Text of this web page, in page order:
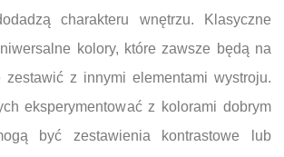
charakteru wnętrzu. Klasyczne
kolory, które zawsze będą na
zestawić z innymi elementami wystroju.
eksperymentować z kolorami dobrym
być zestawienia kontrastowe lub